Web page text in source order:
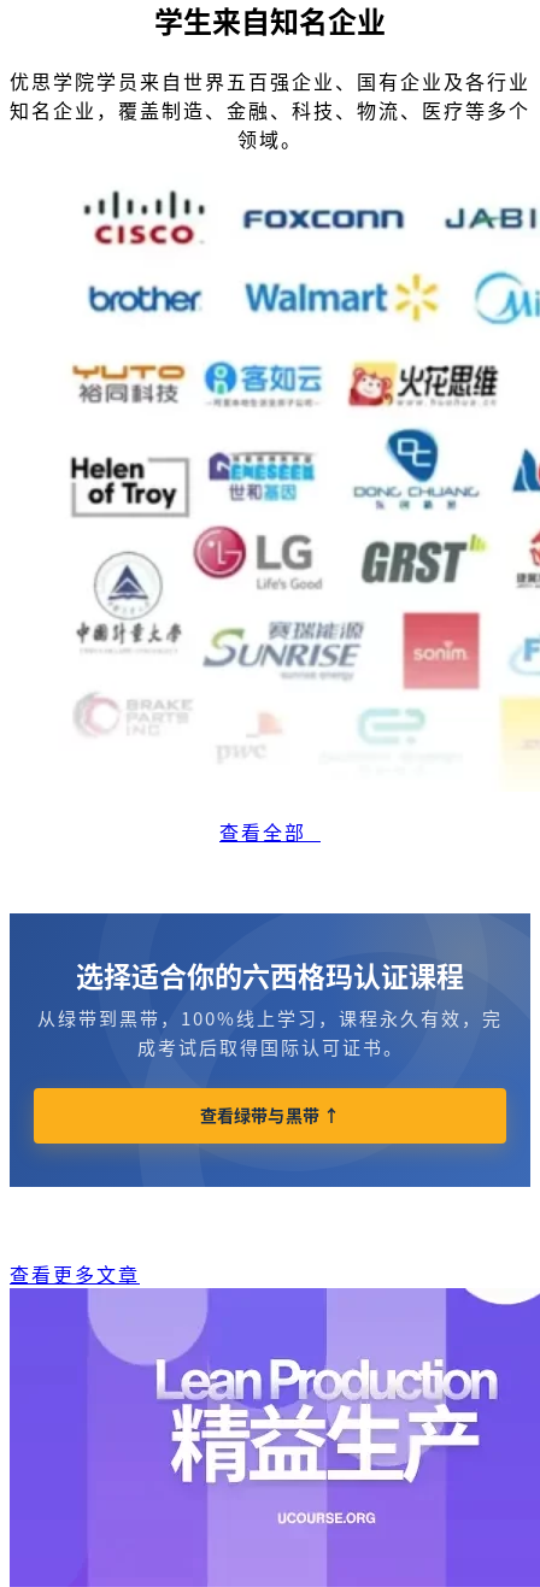
学生来自知名企业
优思学院学员来自世界五百强企业、国有企业及各行业
知名企业，覆盖制造、金融、科技、物流、医疗等多个
领域。
查看全部
选择适合你的六西格玛认证课程
从绿带到黑带，100%线上学习，课程永久有效，完
成考试后取得国际认可证书。
查看绿带与黑带 ↑
查看更多文章